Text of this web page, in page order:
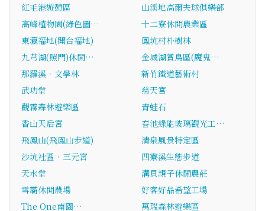
紅毛港遊憩區
山溪地高爾夫球俱樂部
高峰植物園(綠色圖…
十二寮休閒農業區
東瀛福地(開台福地)
鳳坑村朴樹林
九芎湖(照門)休閒…
金城湖賞鳥區(魔鬼…
那羅溪．文學林
新竹鐵道藝術村
武功堂
慈天宮
觀霧森林遊樂區
青蛙石
香山天后宮
春池綠能玻璃觀光工…
飛鳳山(飛鳳山步道)
清泉風景特定區
沙坑社區．三元宮
四寮溪生態步道
天水堂
溝貝親子休閒農莊
雪霸休閒農場
好客好品希望工場
The One南園…
萬瑞森林遊樂區